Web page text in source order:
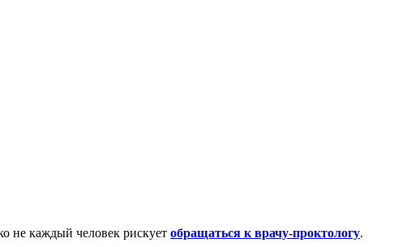
не каждый человек рискует обращаться к врачу-проктологу.